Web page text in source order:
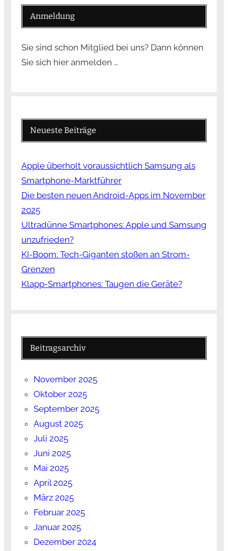
Anmeldung
Sie sind schon Mitglied bei uns? Dann können
Sie sich hier anmelden …
Neueste Beiträge
Apple überholt voraussichtlich Samsung als
Smartphone-Marktführer
Die besten neuen Android-Apps im November
2025
Ultradünne Smartphones: Apple und Samsung
unzufrieden?
KI-Boom: Tech-Giganten stoßen an Strom-
Grenzen
Klapp-Smartphones: Taugen die Geräte?
Beitragsarchiv
November 2025
Oktober 2025
September 2025
August 2025
Juli 2025
Juni 2025
Mai 2025
April 2025
März 2025
Februar 2025
Januar 2025
Dezember 2024